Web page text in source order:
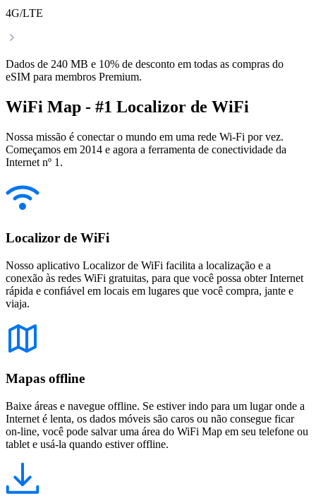
4G/LTE
Dados de 240 MB e 10% de desconto em todas as compras do
eSIM para membros Premium.
WiFi Map - #1 Localizor de WiFi
Nossa missão é conectar o mundo em uma rede Wi-Fi por vez.
Começamos em 2014 e agora a ferramenta de conectividade da
Internet nº 1.
Localizor de WiFi
Nosso aplicativo Localizor de WiFi facilita a localização e a
conexão às redes WiFi gratuitas, para que você possa obter Internet
rápida e confiável em locais em lugares que você compra, jante e
viaja.
Mapas offline
Baixe áreas e navegue offline. Se estiver indo para um lugar onde a
Internet é lenta, os dados móveis são caros ou não consegue ficar
on-line, você pode salvar uma área do WiFi Map em seu telefone ou
tablet e usá-la quando estiver offline.